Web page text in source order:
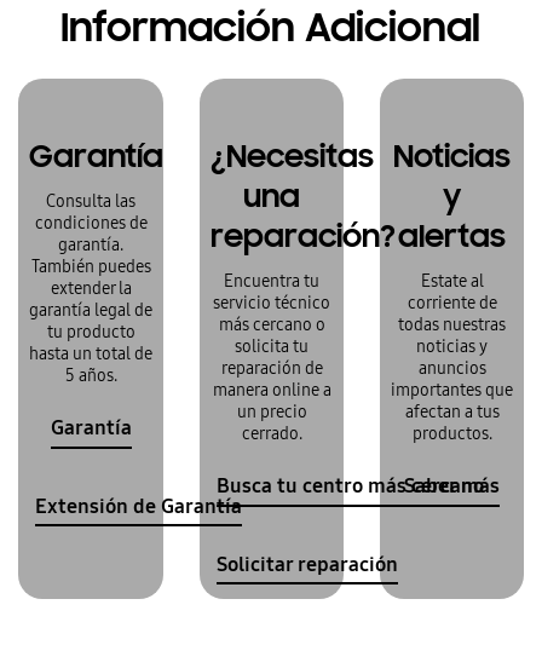
Información Adicional
Garantía
Consulta las
condiciones de
garantía.
También puedes
extender la
garantía legal de
tu producto
hasta un total de
5 años.
Garantía
Extensión de Garantía
¿Necesitas
una
reparación?
Encuentra tu
servicio técnico
más cercano o
solicita tu
reparación de
manera online a
un precio
cerrado.
Busca tu centro más cercano
Solicitar reparación
Noticias
y
alertas
Estate al
corriente de
todas nuestras
noticias y
anuncios
importantes que
afectan a tus
productos.
Saber más